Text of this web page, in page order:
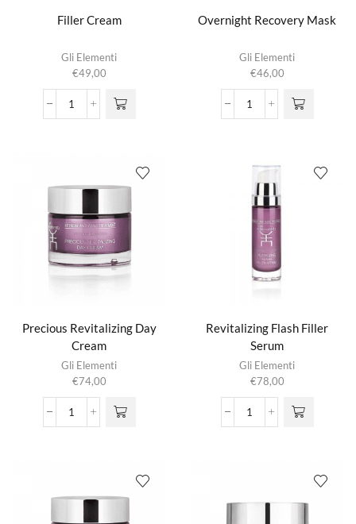
Filler Cream
Gli Elementi
€49,00
Filler
Overnight Recovery Mask
Gli Elementi
€46,00
Overnight
Precious Revitalizing Day
Cream
Gli Elementi
€74,00
Precious
Revitalizing Flash Filler
Serum
Gli Elementi
€78,00
Revitalizing